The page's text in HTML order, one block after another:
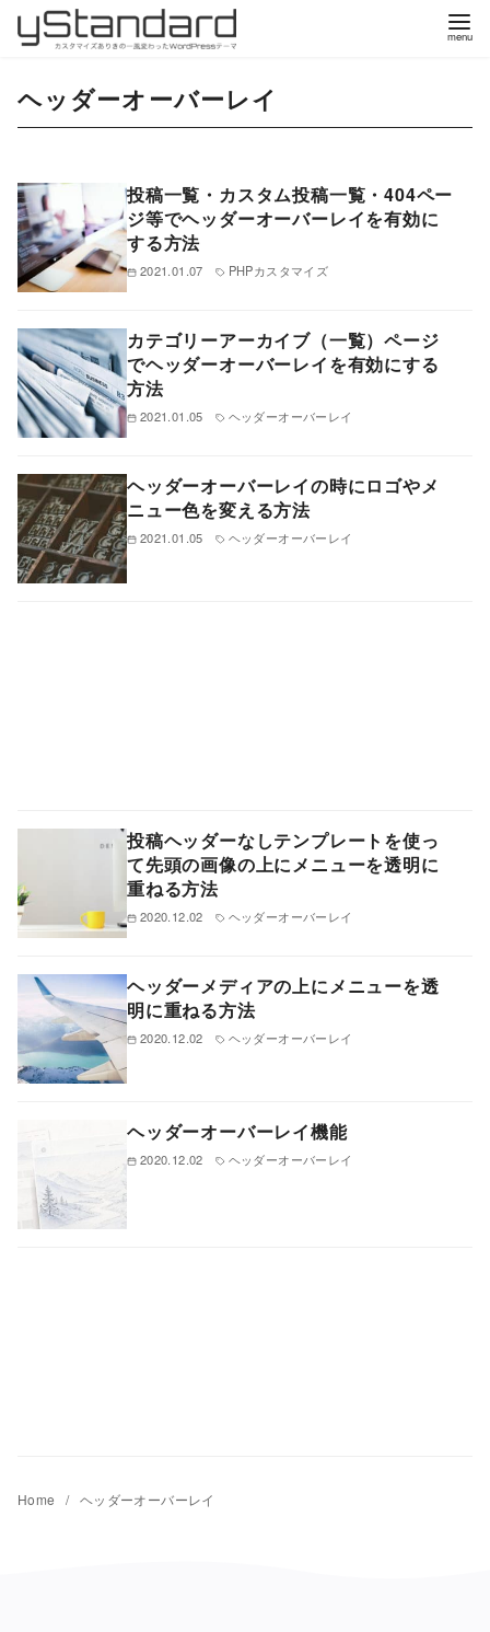
ヘッダーオーバーレイ
投稿一覧・カスタム投稿一覧・404ペー
ジ等でヘッダーオーバーレイを有効に
する方法
2021.01.07 PHPカスタマイズ
カテゴリーアーカイブ（一覧）ページ
でヘッダーオーバーレイを有効にする
方法
2021.01.05 ヘッダーオーバーレイ
ヘッダーオーバーレイの時にロゴやメ
ニュー色を変える方法
2021.01.05 ヘッダーオーバーレイ
投稿ヘッダーなしテンプレートを使っ
て先頭の画像の上にメニューを透明に
重ねる方法
2020.12.02 ヘッダーオーバーレイ
ヘッダーメディアの上にメニューを透
明に重ねる方法
2020.12.02 ヘッダーオーバーレイ
ヘッダーオーバーレイ機能
2020.12.02 ヘッダーオーバーレイ
Home ヘッダーオーバーレイ